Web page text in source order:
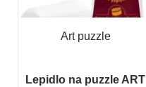
Art puzzle
Lepidlo na puzzle ART